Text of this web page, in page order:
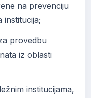
na prevenciju
institucija;
provedbu
iz oblasti
institucijama,